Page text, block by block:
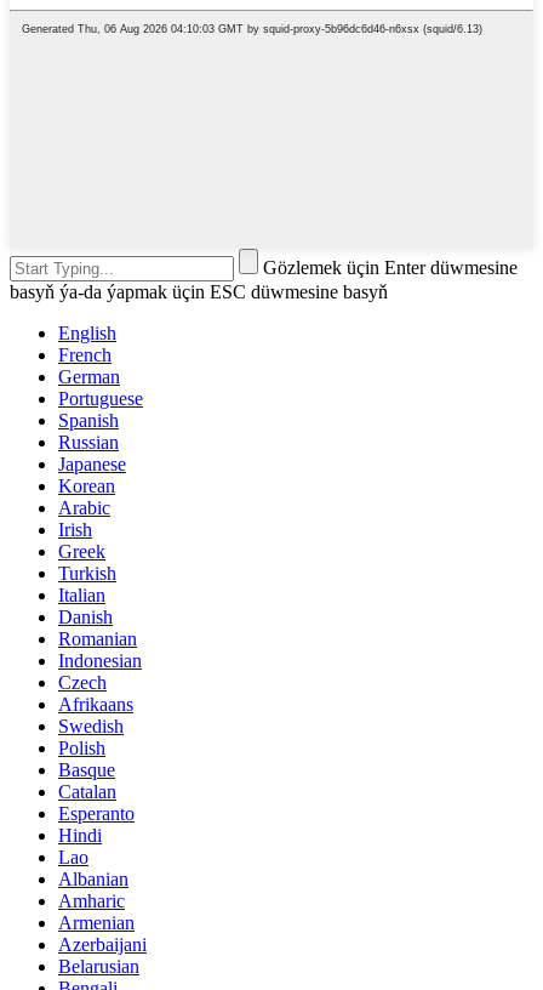
Gözlemek üçin Enter düwmesine
basyň ýa-da ýapmak üçin ESC düwmesine basyň
English
French
German
Portuguese
Spanish
Russian
Japanese
Korean
Arabic
Irish
Greek
Turkish
Italian
Danish
Romanian
Indonesian
Czech
Afrikaans
Swedish
Polish
Basque
Catalan
Esperanto
Hindi
Lao
Albanian
Amharic
Armenian
Azerbaijani
Belarusian